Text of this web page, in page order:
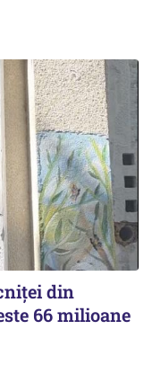
din
66 milioane